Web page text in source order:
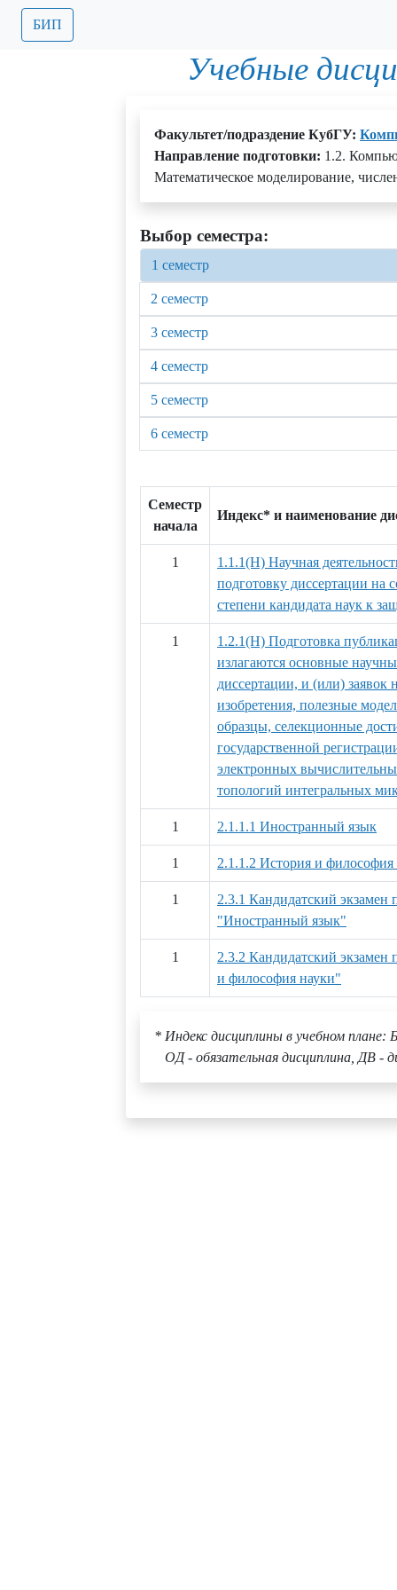
БИП
Учебные
Факультет/подраздение КубГУ:
Направление подготовки: 1.2.
Математическое моделирование,
Выбор семестра:
1 семестр
2 семестр
3 семестр
4 семестр
5 семестр
6 семестр
Семестр
начала
Индекс* и наименование
1
1.1.1(Н) Научная
подготовку диссертации на
степени кандидата наук к
1
1.2.1(Н) Подготовка
излагаются основные
диссертации, и (или) заявок
изобретения, полезные
образцы, селекционные
государственной
электронных
топологий интегральных
1 2.1.1.1 Иностранный язык
1 2.1.1.2 История и философия
1
2.3.1 Кандидатский экзамен
"Иностранный язык"
1
2.3.2 Кандидатский
и философия науки"
* Индекс дисциплины в учебном плане:
ОД - обязательная дисциплина, ДВ -